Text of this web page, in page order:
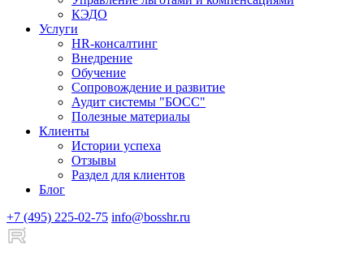
КЭДО
Услуги
HR-консалтинг
Внедрение
Обучение
Сопровождение и развитие
Аудит системы "БОСС"
Полезные материалы
Клиенты
Истории успеха
Отзывы
Раздел для клиентов
Блог
+7 (495) 225-02-75 info@bosshr.ru